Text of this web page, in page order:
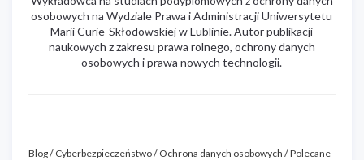
osobowych na Wydziale Prawa i Administracji Uniwersytetu
Marii Curie-Skłodowskiej w Lublinie. Autor publikacji
naukowych z zakresu prawa rolnego, ochrony danych
osobowych i prawa nowych technologii.
Blog/ Cyberbezpieczeństwo/ Ochrona danych osobowych /Polecane